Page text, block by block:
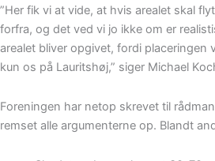
”Her fik vi at vide, at hvis arealet skal
forfra, og det ved vi jo ikke om er
arealet bliver opgivet, fordi placeringen
kun os på Lauritshøj,” siger Michael
Foreningen har netop skrevet til
remset alle argumenterne op. Blandt